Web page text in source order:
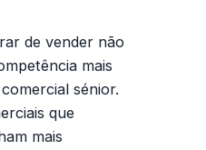
de vender não
mais
sénior.
que
mais